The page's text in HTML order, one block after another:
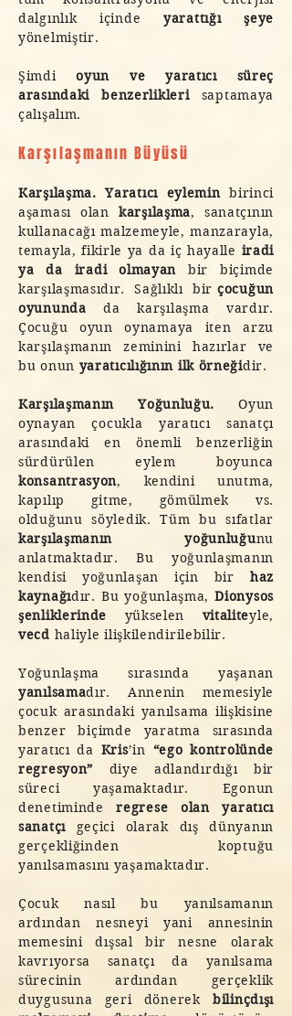
dalgınlık içindeyarattığı şeye
yönelmiştir.
Şimdioyun ve yaratıcı süreç
arasındaki benzerliklerisaptamaya
çalışalım.
Karşılaşmanın Büyüsü
Karşılaşma. Yaratıcı eyleminbirinci
aşaması olankarşılaşma, sanatçının
kullanacağı malzemeyle, manzarayla,
temayla, fikirle ya da iç hayalle iradi
ya da iradi olmayan bir biçimde
karşılaşmasıdır.Sağlıklı birçocuğun
oyununda da karşılaşma vardır.
Çocuğu oyun oynamaya iten arzu
karşılaşmanın zeminini hazırlar ve
bu onun yaratıcılığının ilk örneğidir.
Karşılaşmanın Yoğunluğu. Oyun
oynayan çocukla yaratıcı sanatçı
arasındaki en önemli benzerliğin
sürdürülen eylem boyunca
konsantrasyon, kendini unutma,
kapılıp gitme, gömülmek vs.
olduğunu söyledik. Tüm bu sıfatlar
karşılaşmanın yoğunluğunu
anlatmaktadır. Bu yoğunlaşmanın
kendisi yoğunlaşan için bir haz
kaynağıdır. Bu yoğunlaşma,Dionysos
şenliklerinde yükselen vitaliteyle,
vecd haliyle ilişkilendirilebilir.
Yoğunlaşma sırasında yaşanan
yanılsamadır. Annenin memesiyle
çocuk arasındaki yanılsama ilişkisine
benzer biçimde yaratma sırasında
yaratıcı da Kris’in “ego kontrolünde
regresyon” diye adlandırdığı bir
süreci yaşamaktadır. Egonun
denetiminderegrese olan yaratıcı
sanatçıgeçici olarak dış dünyanın
gerçekliğinden koptuğu
yanılsamasını yaşamaktadır.
Çocuk nasıl bu yanılsamanın
ardından nesneyi yani annesinin
memesini dışsal bir nesne olarak
kavrıyorsa sanatçı da yanılsama
sürecinin ardından gerçeklik
duygusuna geri dönerek bilinçdışı